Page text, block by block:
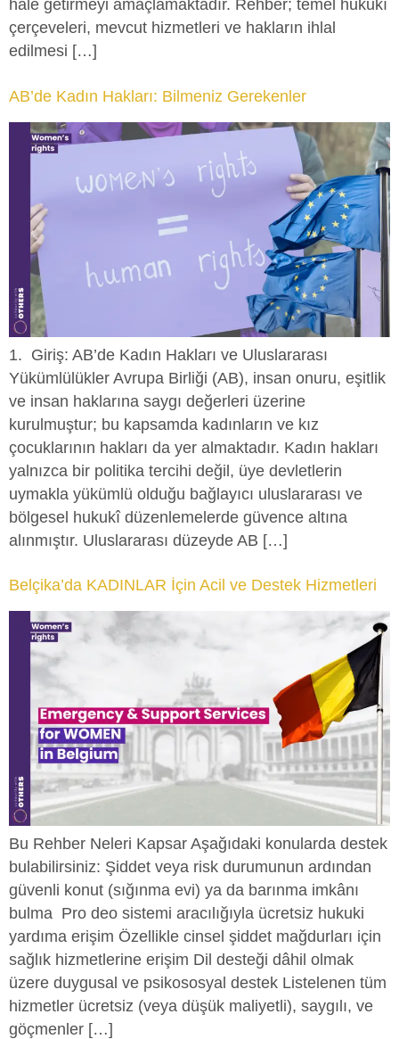
hâle getirmeyi amaçlamaktadır. Rehber; temel hukukî
çerçeveleri, mevcut hizmetleri ve hakların ihlal
edilmesi […]
AB’de Kadın Hakları: Bilmeniz Gerekenler
1. Giriş: AB’de Kadın Hakları ve Uluslararası
Yükümlülükler Avrupa Birliği (AB), insan onuru, eşitlik
ve insan haklarına saygı değerleri üzerine
kurulmuştur; bu kapsamda kadınların ve kız
çocuklarının hakları da yer almaktadır. Kadın hakları
yalnızca bir politika tercihi değil, üye devletlerin
uymakla yükümlü olduğu bağlayıcı uluslararası ve
bölgesel hukukî düzenlemelerde güvence altına
alınmıştır. Uluslararası düzeyde AB […]
Belçika’da KADINLAR İçin Acil ve Destek Hizmetleri
Bu Rehber Neleri Kapsar Aşağıdaki konularda destek
bulabilirsiniz: Şiddet veya risk durumunun ardından
güvenli konut (sığınma evi) ya da barınma imkânı
bulma Pro deo sistemi aracılığıyla ücretsiz hukuki
yardıma erişim Özellikle cinsel şiddet mağdurları için
sağlık hizmetlerine erişim Dil desteği dâhil olmak
üzere duygusal ve psikososyal destek Listelenen tüm
hizmetler ücretsiz (veya düşük maliyetli), saygılı, ve
göçmenler […]